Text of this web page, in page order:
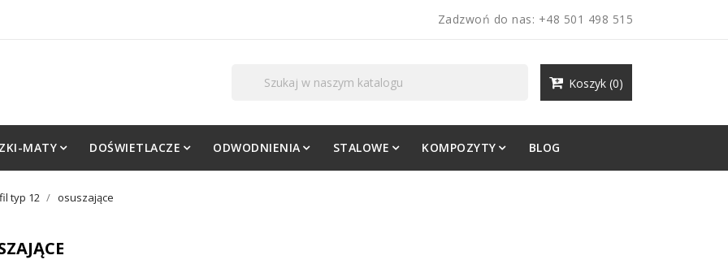
Zadzwoń do nas: +48 501 498 515
Koszyk (0)
MATY DOŚWIETLACZE ODWODNIENIA STALOWE KOMPOZYTY BLOG
typ 12 osuszające